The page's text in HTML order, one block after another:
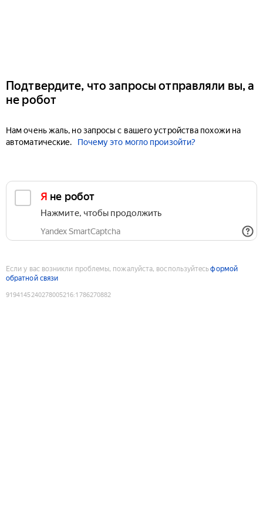
Подтвердите, что запросы отправляли вы, а
не робот
Нам очень жаль, но запросы с вашего устройства похожи на
автоматические.
Почему это могло произойти?
Я не робот
Нажмите, чтобы продолжить
Yandex SmartCaptcha
Если у вас возникли проблемы, пожалуйста, воспользуйтесьформой
обратной связи
9194145240278005216:1786270882